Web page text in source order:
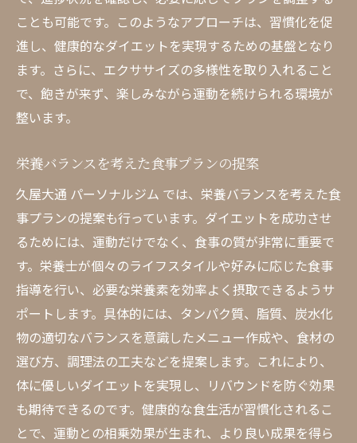
ことも可能です。このようなアプローチは、習慣化を促
進し、健康的なダイエットを実現するための基盤となり
ます。さらに、エクササイズの多様性を取り入れること
で、飽きが来ず、楽しみながら運動を続けられる環境が
整います。
栄養バランスを考えた食事プランの提案
久屋大通 パーソナルジム では、栄養バランスを考えた食
事プランの提案も行っています。ダイエットを成功させ
るためには、運動だけでなく、食事の質が非常に重要で
す。栄養士が個々のライフスタイルや好みに応じた食事
指導を行い、必要な栄養素を効率よく摂取できるようサ
ポートします。具体的には、タンパク質、脂質、炭水化
物の適切なバランスを意識したメニュー作成や、食材の
選び方、調理法の工夫などを提案します。これにより、
体に優しいダイエットを実現し、リバウンドを防ぐ効果
も期待できるのです。健康的な食生活が習慣化されるこ
とで、運動との相乗効果が生まれ、より良い成果を得ら